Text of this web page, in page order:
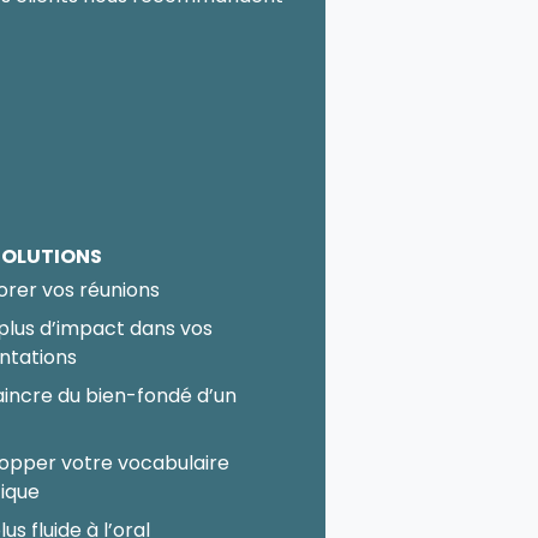
vos réunions
d’impact dans vos
du bien-fondé d’un
votre vocabulaire
fluide à l’oral